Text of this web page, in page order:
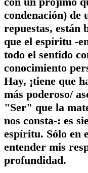
condenación) de
repuestas, están
que el espíritu -
todo el sentido
conocimiento
Hay, ¡tiene que
más poderoso/
"Ser" que la
nos consta-: es
espíritu. Sólo en
entender mis
profundidad.